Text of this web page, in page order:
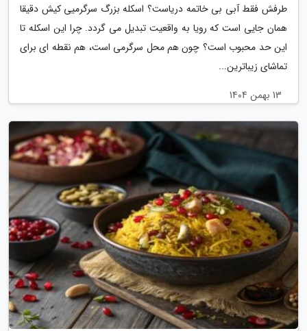
طرفش فقط آبی بی خاتمه دریاست؟ اسکله بزرگ سرگرمیی کیش دقیقا
همان جایی است که رویا به واقعیت تبدیل می گردد. چرا این اسکله تا
این حد محبوب است؟ چون هم محل سرگرمی است، هم نقطه ای برای
تماشای زیباترین...
13 بهمن 1404